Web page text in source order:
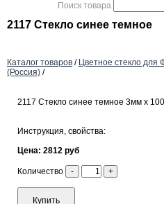
Поиск товара
2117 Стекло синее темное
Каталог товаров / Цветное стекло для
(Россия) /
2117 Стекло синее темное 3мм х
Инструкция, свойства:
Цена: 2812 руб
Количество - +
Купить